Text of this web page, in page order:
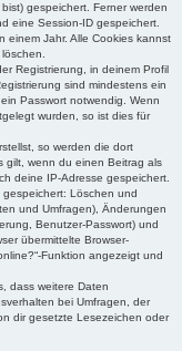
gespeichert. Ferner werden
eine Session-ID gespeichert.
einem Jahr. Alle Cookies kannst
Registrierung, in deinem Profil
sind mindestens ein
Passwort notwendig. Wenn
wurden, so ist dies für
so werden die dort
gilt, wenn du einen Beitrag als
deine IP-Adresse gespeichert.
Löschen und
und Umfragen), Änderungen
Benutzer-Passwort) und
übermittelte Browser-
Funktion angezeigt und
dass weitere Daten
bei Umfragen, der
dir gesetzte Lesezeichen oder